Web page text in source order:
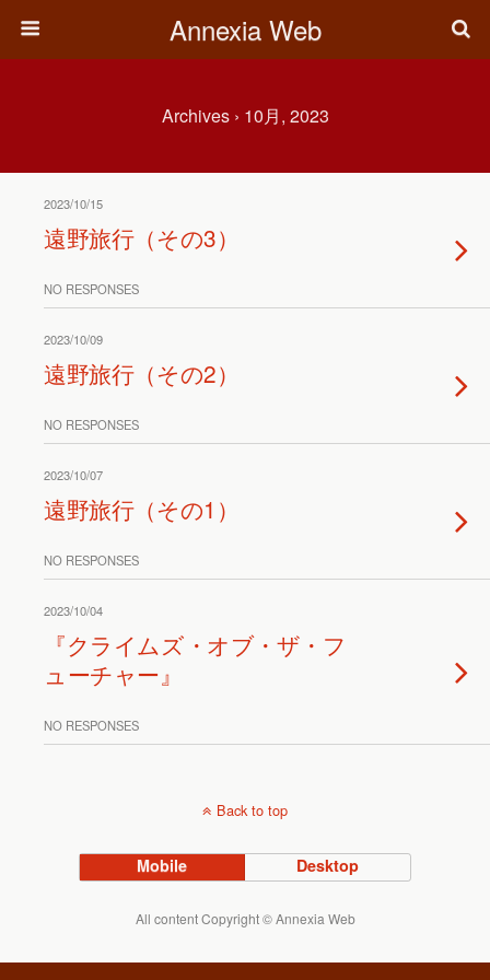
Annexia Web
Archives › 10月, 2023
2023/10/15
遠野旅行（その3）
NO RESPONSES
2023/10/09
遠野旅行（その2）
NO RESPONSES
2023/10/07
遠野旅行（その1）
NO RESPONSES
2023/10/04
『クライムズ・オブ・ザ・フ
ューチャー』
NO RESPONSES
Back to top
Mobile Desktop
All content Copyright © Annexia Web